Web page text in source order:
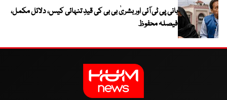
بانی پی ٹی آئی اور بشریٰ بی بی کی قیدِ تنہائی کیس، دلائل مکمل،
فیصلہ محفوظ